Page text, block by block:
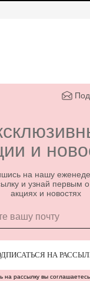
и
НА
на нашу
и узнай первым
акциях и новостях
на рассылку вы